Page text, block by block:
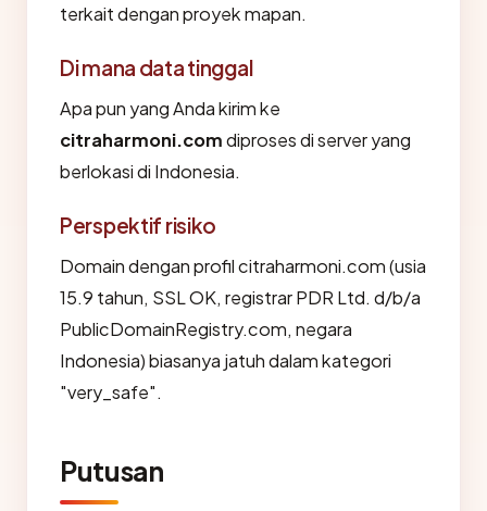
terkait dengan proyek mapan.
Di mana data tinggal
Apa pun yang Anda kirim ke
citraharmoni.comdiproses di server yang
berlokasi di Indonesia.
Perspektif risiko
Domain dengan profil citraharmoni.com (usia
15.9 tahun, SSL OK, registrar PDR Ltd. d/b/a
PublicDomainRegistry.com, negara
Indonesia) biasanya jatuh dalam kategori
"very_safe".
Putusan